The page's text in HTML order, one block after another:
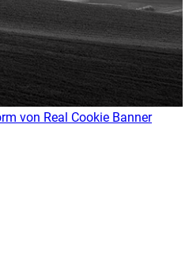
von Real Cookie Banner